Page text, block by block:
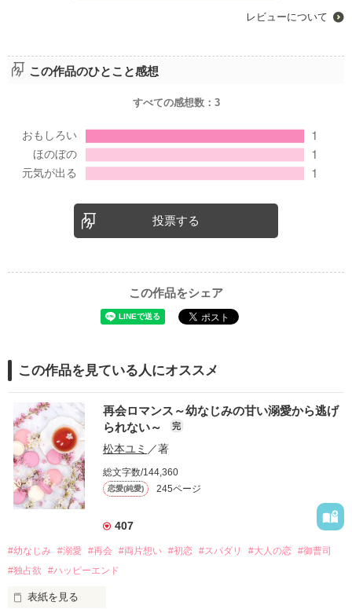
レビューについて
この作品のひとこと感想
すべての感想数： 3
投票する
この作品をシェア
この作品を見ている人にオススメ
再会ロマンス～幼なじみの甘い溺愛から逃げ
られない～
完
松本ユミ ／著
総文字数/144,360
恋愛(純愛) 245ページ
407
#幼なじみ #溺愛 #再会 #両片想い #初恋 #スパダリ #大人の恋 #御曹司
#独占欲
#ハッピーエンド
表紙を見る